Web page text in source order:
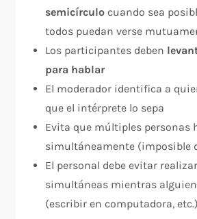
semicírculo cuando sea
todos puedan verse
Los participantes deben
para hablar
El moderador identifica a
que el intérprete lo sepa
Evita que múltiples personas
simultáneamente (imposible
El personal debe evitar
simultáneas mientras
(escribir en computadora, etc.)​